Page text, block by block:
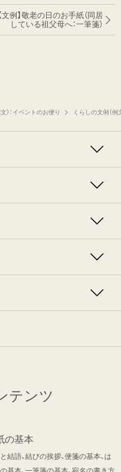
【文例】敬老の日のお手紙（同居
している祖父母へ：一筆箋）
）：イベントのお便り くらしの文例（例
テンツ
の基本
結語、結びの挨拶、便箋の基本、は